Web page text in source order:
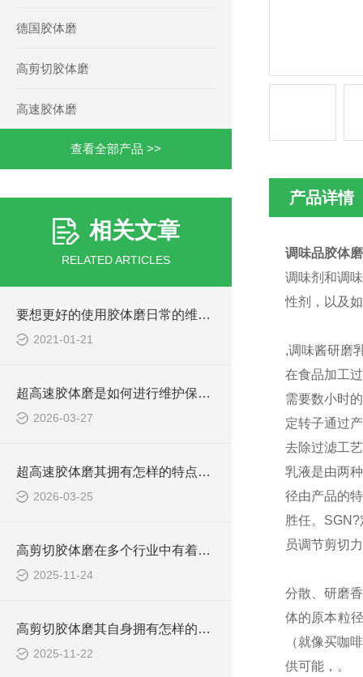
德国胶体磨
高剪切胶体磨
高速胶体磨
查看全部产品 >>
相关文章
RELATED ARTICLES
要想更好的使用胶体磨日常的维护保养必*！
2021-01-21
超高速胶体磨是如何进行维护保养的？
2026-03-27
超高速胶体磨其拥有怎样的特点呢？
2026-03-25
高剪切胶体磨在多个行业中有着广泛的应用
2025-11-24
高剪切胶体磨其自身拥有怎样的作用呢？
2025-11-22
产品详情
调味品胶体磨
调味剂和调
性剂，以及
,调味酱研磨
在食品加工
需要数小时
定转子通过
去除过滤工
乳液是由两
径由产品的
胜任。 SGN ?
员调节剪切
分散、研磨
体的原本粒
（就像买咖
供可能，。